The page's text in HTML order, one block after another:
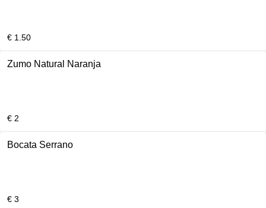
€ 1.50
Zumo Natural Naranja
€ 2
Bocata Serrano
€ 3